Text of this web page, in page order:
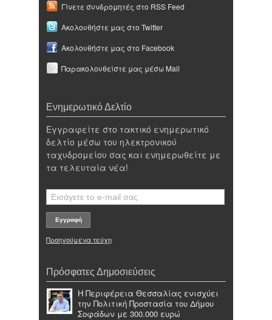
Γίνετε συνδρομητές στο RSS Feed
Ακολουθήστε μας στο Twitter
Ακολουθήστε μας στο Facebook
Παρακολουθείστε μας μέσω Mail
Ενημερωτικό Δελτίο
Εγγραφείτε στο τακτικό ενημερωτικό
δελτίο μέσω του ηλεκτρονικού
ταχυδρομείου σας και ενημερωθείτε με
τα τελευταία νέα!
Προηγούμενα τεύχη
Πρόσφατες Δημοσιεύσεις
Η Περιφέρεια Θεσσαλίας ενισχύει
την Πολιτική Προστασία του Δήμου
Σοφάδων με 300.000 ευρώ